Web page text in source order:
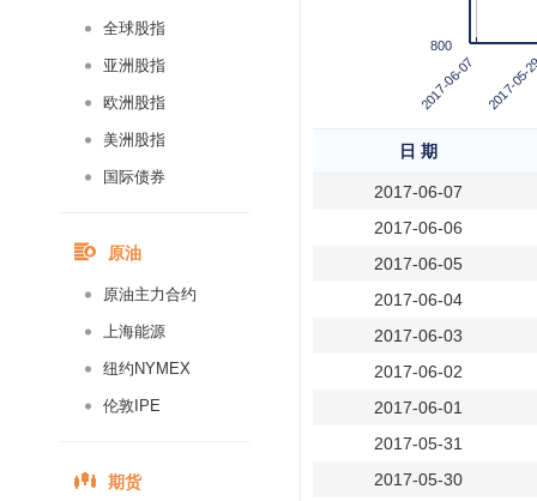
全球股指
亚洲股指
欧洲股指
美洲股指
国际债券
原油
原油主力合约
上海能源
纽约NYMEX
伦敦IPE
期货
2017-06-07 2017-
800
日 期
2017-06-07
2017-06-06
2017-06-05
2017-06-04
2017-06-03
2017-06-02
2017-06-01
2017-05-31
2017-05-30